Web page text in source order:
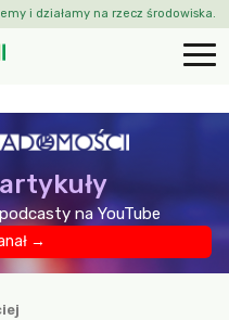
i działamy na rzecz środowiska.
artykuły
na YouTube
→